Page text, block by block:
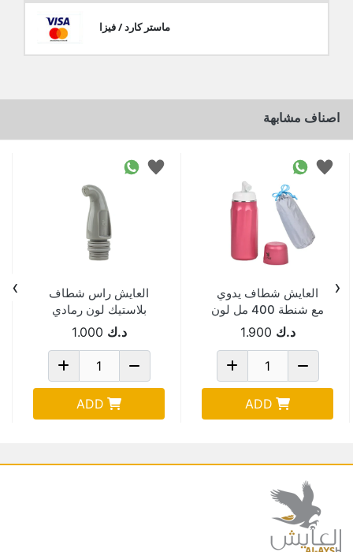
ماستر كارد / فيزا
اصناف مشابهة
العايش شطاف يدوي
مع شنطة 400 مل لون
وردي P400
د.ك 1.900
ADD
العايش راس شطاف
بلاستيك لون رمادي
BDT-09د.ك 1.000
ADD
‹
›